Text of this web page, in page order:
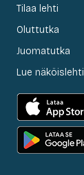
Tilaa lehti
Oluttutka
Juomatutka
Lue näköislehti